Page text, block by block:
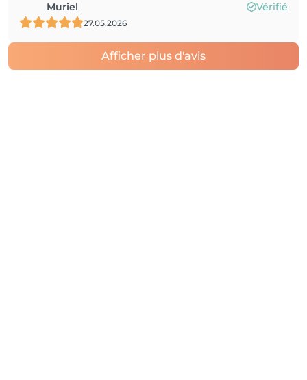
Muriel Vérifié
27.05.2026
Afficher plus d'avis